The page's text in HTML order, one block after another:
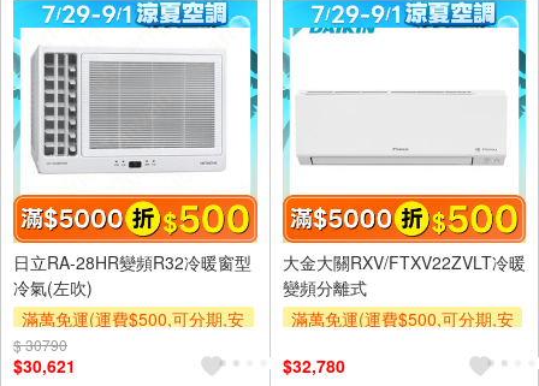
滿額折$500
滿額折$500
日立RA-28HR變頻R32冷暖窗型
冷氣(左吹)
滿萬免運(運費$500,可分期,安
裝跨區費另計,單品未滿1萬元
及使用6期以上分期0利率,需付
$ 30790
$30,621
大金大關RXV/FTXV22ZVLT冷暖
變頻分離式
滿萬免運(運費$500,可分期,安
及使用6期以上分期0利率,需付
$32,780